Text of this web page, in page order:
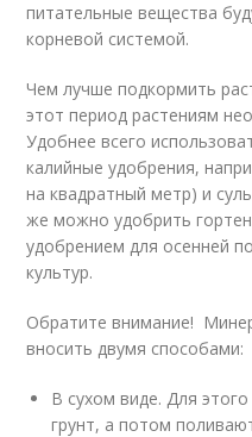
питательные вещества
корневой системой.
Чем лучше подкормить
этот период растениям
Удобнее всего
калийные удобрения,
на квадратный метр) и
же можно удобрить
удобрением для осенней
культур.
Обратите внимание!
вносить двумя способами:
В сухом виде. Для
грунт, а потом